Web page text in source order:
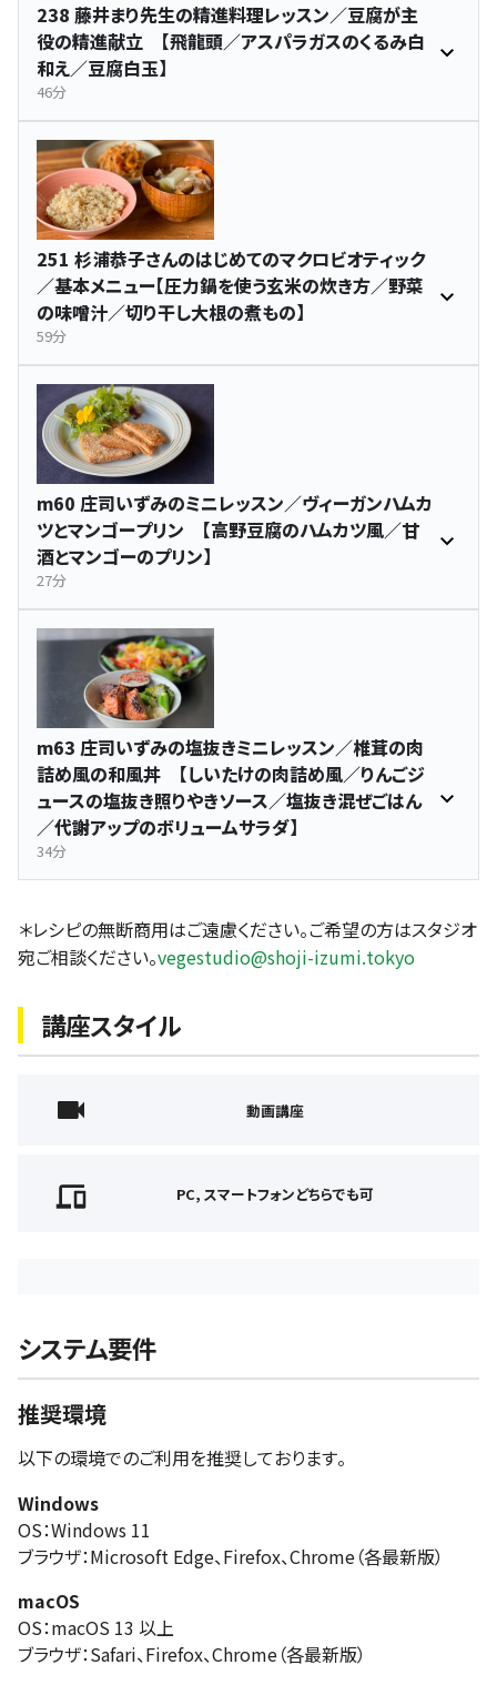
238 藤井まり先生の精進料理レッスン／豆腐が主
役の精進献立 【飛龍頭／アスパラガスのくるみ白
和え／豆腐白玉】
46分
251 杉浦恭子さんのはじめてのマクロビオティック
／基本メニュー【圧力鍋を使う玄米の炊き方／野菜
の味噌汁／切り干し大根の煮もの】
59分
m60 庄司いずみのミニレッスン／ヴィーガンハムカ
ツとマンゴープリン 【高野豆腐のハムカツ風／甘
酒とマンゴーのプリン】
27分
m63 庄司いずみの塩抜きミニレッスン／椎茸の肉
詰め風の和風丼 【しいたけの肉詰め風／りんごジ
ュースの塩抜き照りやきソース／塩抜き混ぜごはん
／代謝アップのボリュームサラダ】
34分
＊レシピの無断商用はご遠慮ください。ご希望の方はスタジオ
宛ご相談ください。vegestudio@shoji-izumi.tokyo
講座スタイル
動画講座
PC, スマートフォンどちらでも可
システム要件
推奨環境
以下の環境でのご利用を推奨しております。
Windows
OS：Windows 11
ブラウザ：Microsoft Edge、Firefox、Chrome（各最新版）
macOS
OS：macOS 13 以上
ブラウザ：Safari、Firefox、Chrome（各最新版）